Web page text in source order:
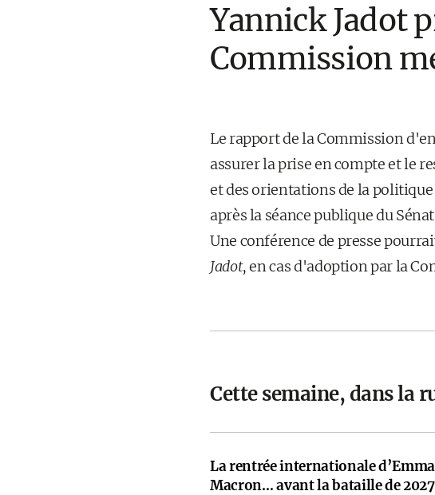
Yannick Jadot
Commission
Le rapport de la Commission
assurer la prise en compte et le
et des orientations de la
après la séance publique du
Une conférence de presse
Jadot, en cas d'adoption par la
Cette semaine, dans la
La rentrée internationale
Macron… avant la bataille de 2027